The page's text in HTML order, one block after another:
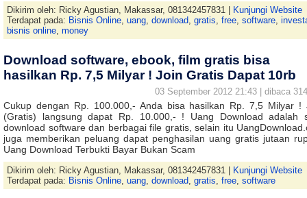
Dikirim oleh: Ricky Agustian, Makassar, 081342457831 |
Kunjungi Website
Terdapat pada: Bisnis Online, uang, download, gratis, free, software,
bisnis online, money
Download software, ebook, film gratis bisa
hasilkan Rp. 7,5 Milyar ! Join Gratis Dapat 10rb
03 September 2012 21:43 | dibaca
Cukup dengan Rp. 100.000,- Anda bisa hasilkan Rp. 7,5 Milyar !
(Gratis) langsung dapat Rp. 10.000,- ! Uang Download adalah
download software dan berbagai file gratis, selain itu
juga memberikan peluang dapat penghasilan uang gratis jutaan
Uang Download Terbukti Bayar Bukan Scam
Dikirim oleh: Ricky Agustian, Makassar, 081342457831 |
Kunjungi Website
Terdapat pada: Bisnis Online, uang, download, gratis, free, software